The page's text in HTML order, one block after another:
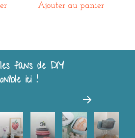
Ajouter au panier
fans de DIY
ici !